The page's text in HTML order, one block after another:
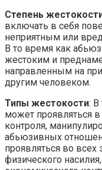
Степень
включать в себя
неприятным или
В то время как
жестоким и
направленным на
другим человеком.
Типы жестокости: В
может проявляться
контроля,
абьюзивных
проявляться во
физического